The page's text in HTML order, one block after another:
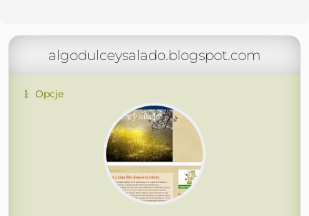
algodulceysalado.blogspot.com
Opcje